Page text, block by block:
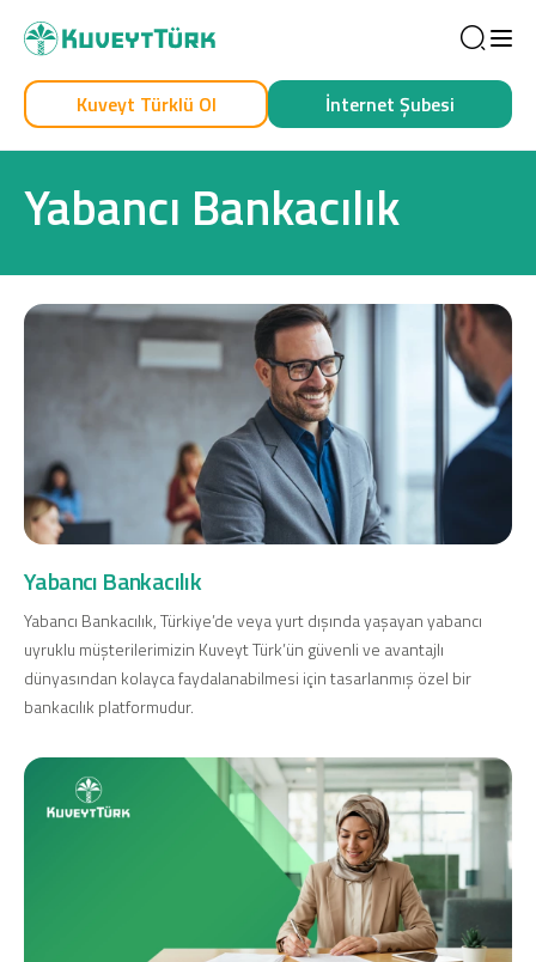
Kendim İçin İşim İçin
Sağlam Kart
Araç Finansmanı
Konut Finansmanı
Ticari Kartlar
Kuveyt Türklü Ol İnternet Şubesi
Yabancı Bankacılık
Yabancı Bankacılık
Yabancı Bankacılık, Türkiye’de veya yurt dışında yaşayan yabancı
uyruklu müşterilerimizin Kuveyt Türk’ün güvenli ve avantajlı
dünyasından kolayca faydalanabilmesi için tasarlanmış özel bir
bankacılık platformudur.